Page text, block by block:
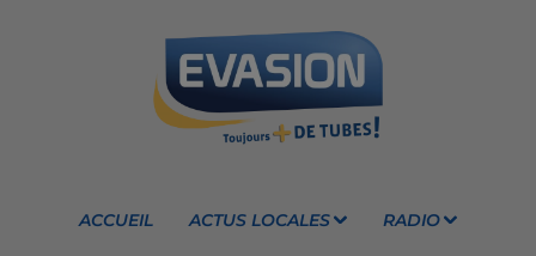
ACCUEIL ACTUS LOCALES RADIO